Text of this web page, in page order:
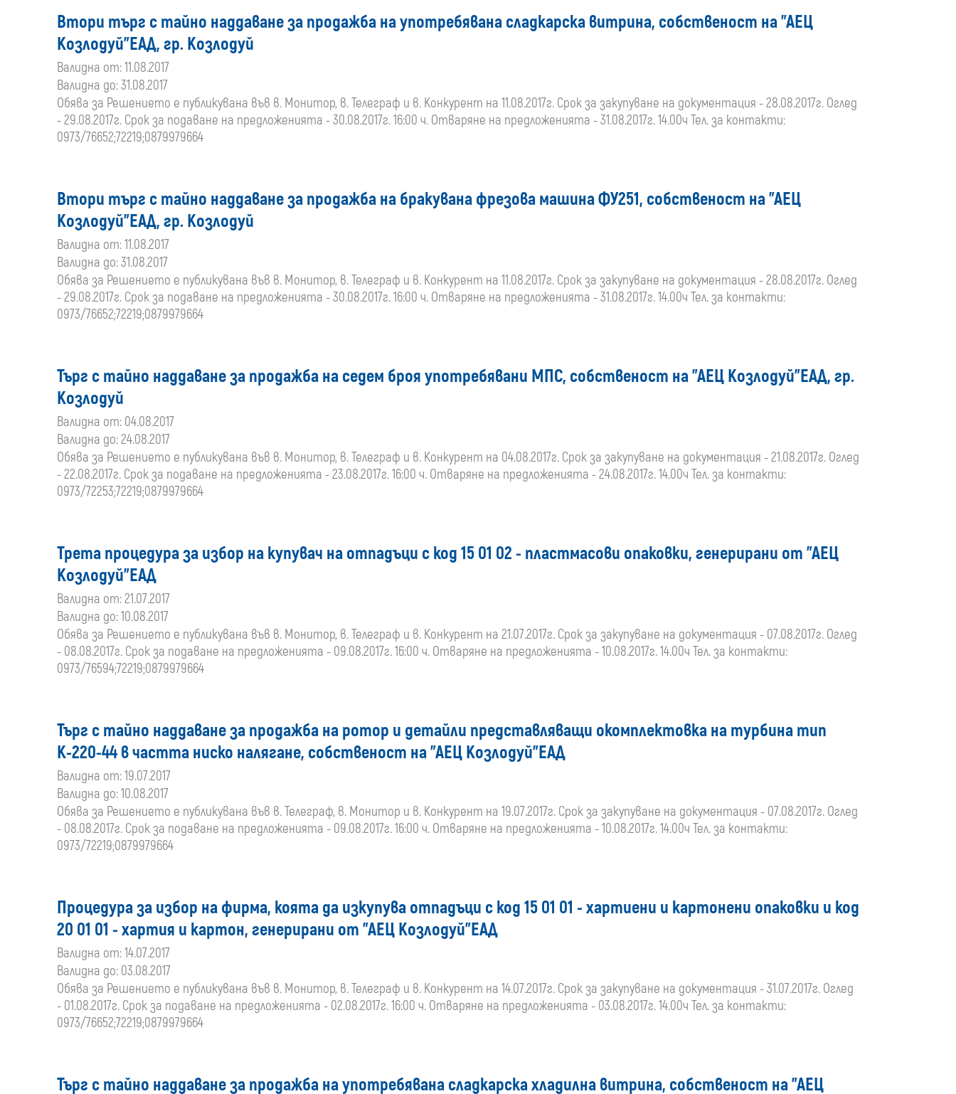
Втори търг с тайно наддаване за продажба на употребявана сладкарска витрина, собственост на "АЕЦ
Козлодуй"ЕАД, гр. Козлодуй
Валидна от: 11.08.2017
Валидна до: 31.08.2017
Обява за Решението е публикувана във в. Монитор, в. Телеграф и в. Конкурент на 11.08.2017г. Срок за закупуване на документация - 28.08.2017г. Оглед
- 29.08.2017г. Срок за подаване на предложенията - 30.08.2017г. 16:00 ч. Отваряне на предложенията - 31.08.2017г. 14.00ч Тел. за контакти:
0973/76652;72219;0879979664
Втори търг с тайно наддаване за продажба на бракувана фрезова машина ФУ251, собственост на "АЕЦ
Козлодуй"ЕАД, гр. Козлодуй
Валидна от: 11.08.2017
Валидна до: 31.08.2017
Обява за Решението е публикувана във в. Монитор, в. Телеграф и в. Конкурент на 11.08.2017г. Срок за закупуване на документация - 28.08.2017г. Оглед
- 29.08.2017г. Срок за подаване на предложенията - 30.08.2017г. 16:00 ч. Отваряне на предложенията - 31.08.2017г. 14.00ч Тел. за контакти:
0973/76652;72219;0879979664
Търг с тайно наддаване за продажба на седем броя употребявани МПС, собственост на "АЕЦ Козлодуй"ЕАД, гр.
Козлодуй
Валидна от: 04.08.2017
Валидна до: 24.08.2017
Обява за Решението е публикувана във в. Монитор, в. Телеграф и в. Конкурент на 04.08.2017г. Срок за закупуване на документация - 21.08.2017г. Оглед
- 22.08.2017г. Срок за подаване на предложенията - 23.08.2017г. 16:00 ч. Отваряне на предложенията - 24.08.2017г. 14.00ч Тел. за контакти:
0973/72253;72219;0879979664
Трета процедура за избор на купувач на отпадъци с код 15 01 02 - пластмасови опаковки, генерирани от "АЕЦ
Козлодуй"ЕАД
Валидна от: 21.07.2017
Валидна до: 10.08.2017
Обява за Решението е публикувана във в. Монитор, в. Телеграф и в. Конкурент на 21.07.2017г. Срок за закупуване на документация - 07.08.2017г. Оглед
- 08.08.2017г. Срок за подаване на предложенията - 09.08.2017г. 16:00 ч. Отваряне на предложенията - 10.08.2017г. 14.00ч Тел. за контакти:
0973/76594;72219;0879979664
Търг с тайно наддаване за продажба на ротор и детайли представляващи окомплектовка на турбина тип
К-220-44 в частта ниско налягане, собственост на "АЕЦ Козлодуй"ЕАД
Валидна от: 19.07.2017
Валидна до: 10.08.2017
Обява за Решението е публикувана във в. Телеграф, в. Монитор и в. Конкурент на 19.07.2017г. Срок за закупуване на документация - 07.08.2017г. Оглед
- 08.08.2017г. Срок за подаване на предложенията - 09.08.2017г. 16:00 ч. Отваряне на предложенията - 10.08.2017г. 14.00ч Тел. за контакти:
0973/72219;0879979664
Процедура за избор на фирма, коята да изкупува отпадъци с код 15 01 01 - хартиени и картонени опаковки и код
20 01 01 - хартия и картон, генерирани от "АЕЦ Козлодуй"ЕАД
Валидна от: 14.07.2017
Валидна до: 03.08.2017
Обява за Решението е публикувана във в. Монитор, в. Телеграф и в. Конкурент на 14.07.2017г. Срок за закупуване на документация - 31.07.2017г. Оглед
- 01.08.2017г. Срок за подаване на предложенията - 02.08.2017г. 16:00 ч. Отваряне на предложенията - 03.08.2017г. 14.00ч Тел. за контакти:
0973/76652;72219;0879979664
Търг с тайно наддаване за продажба на употребявана сладкарска хладилна витрина, собственост на "АЕЦ